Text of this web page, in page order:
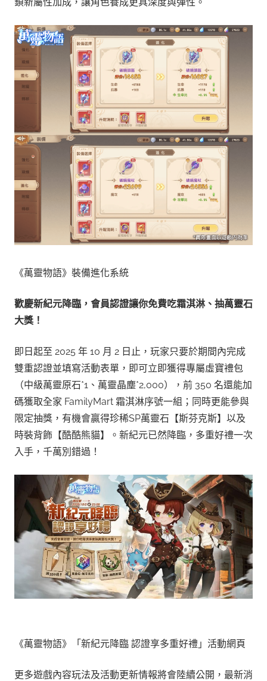
《萬靈物語》裝備進化系統
歡慶新紀元降臨，會員認證讓你免費吃霜淇淋、抽萬靈石
大獎！
即日起至 2025 年 10 月 2 日止，玩家只要於期間內完成
雙重認證並填寫活動表單，即可立即獲得專屬虛寶禮包
（中級萬靈原石*1、萬靈晶塵*2,000），前 350 名還能加
碼獲取全家 FamilyMart 霜淇淋序號一組；同時更能參與
限定抽獎，有機會贏得珍稀SP萬靈石【斯芬克斯】以及
時裝背飾【酷酷熊貓】。新紀元已然降臨，多重好禮一次
入手，千萬別錯過！
《萬靈物語》「新紀元降臨 認證享多重好禮」活動網頁
更多遊戲內容玩法及活動更新情報將會陸續公開，最新消